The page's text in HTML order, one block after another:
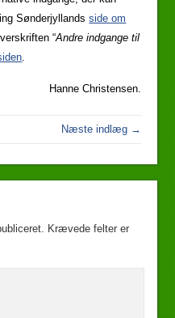
Sønderjyllandsside om
“Andre indgange til
Hanne Christensen.
Næste indlæg →
Krævede felter er